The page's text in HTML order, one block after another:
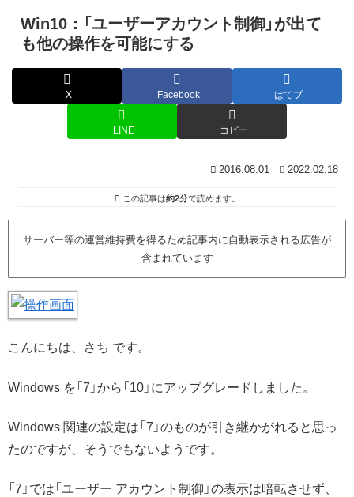
Win10：「ユーザーアカウント制御」が出て
も他の操作を可能にする
X Facebook はてブ
LINE コピー
2016.08.01 2022.02.18
この記事は約2分で読めます。
サーバー等の運営維持費を得るため記事内に自動表示される広告が
含まれています
こんにちは、さち です。
Windows を「7」から「10」にアップグレードしました。
Windows 関連の設定は「7」のものが引き継かがれると思っ
たのですが、そうでもないようです。
「7」では「ユーザー アカウント制御」の表示は暗転させず、